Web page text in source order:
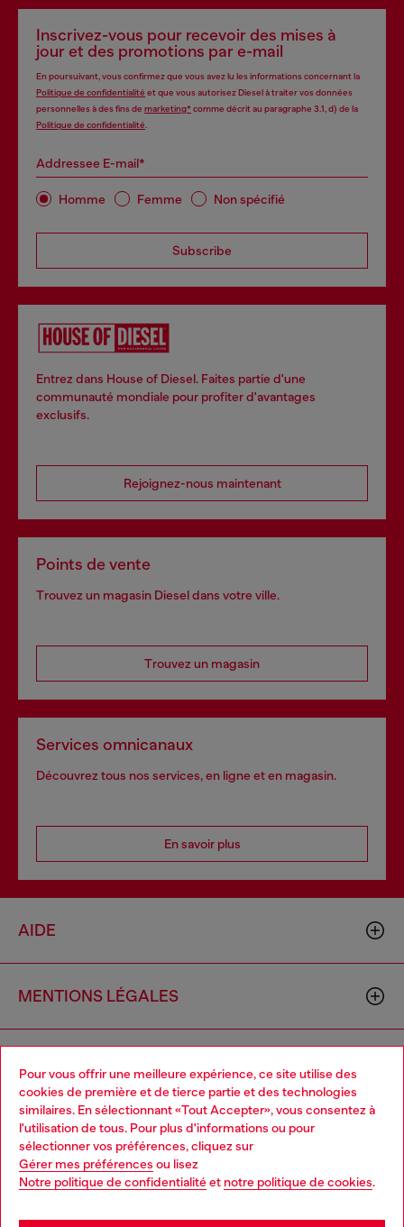
Pour vous offrir une meilleure expérience, ce site utilise des
cookies de première et de tierce partie et des technologies
similaires. En sélectionnant «Tout Accepter», vous consentez à
l'utilisation de tous. Pour plus d'informations ou pour
sélectionner vos préférences, cliquez sur
Gérer mes préférences ou lisez
Notre politique de confidentialitéet notre politique de cookies.
Inscrivez-vous pour recevoir des mises à
jour et des promotions par e-mail
En poursuivant, vous confirmez que vous avez lu les informations concernant la
Politique de confidentialité et que vous autorisez Diesel à traiter vos données
personnelles à des fins de marketing*comme décrit au paragraphe 3.1, d) de la
Politique de confidentialité
Addressee E-mail*
Homme Femme Non spécifié
Subscribe
Entrez dans House of Diesel. Faites partie d'une
communauté mondiale pour profiter d'avantages
exclusifs.
Rejoignez-nous maintenant
Points de vente
Trouvez un magasin Diesel dans votre ville.
Trouvez un magasin
Services omnicanaux
Découvrez tous nos services, en ligne et en magasin.
En savoir plus
AIDE
MENTIONS LÉGALES
CORPORATE
Choose your location
You are currently browsing Belgique website, but it seems you
may be based in United States